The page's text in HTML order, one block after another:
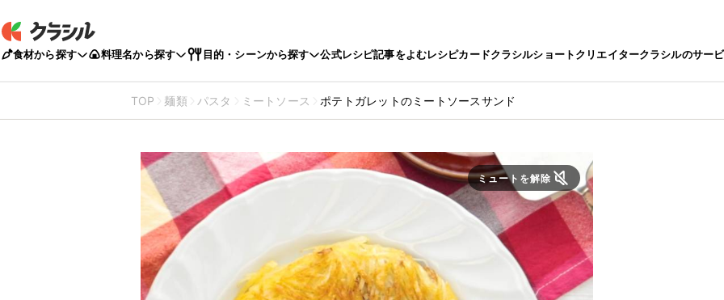
食材から探す 料理名から探す 目的・シーンから探す 公式レシピ記事をよむレシピカードクラシルショートクリエイタークラシルのサー
TOP 麺類 パスタ ミートソース ポテトガレットのミートソースサンド
ミュートを解除